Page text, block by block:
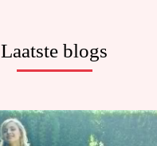
Laatste blogs